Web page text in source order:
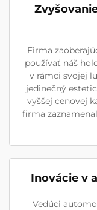
Firma
používať náš
v rámci svojej
jedinečný
vyššej cenovej
firma
Inovácie v
Vedúci